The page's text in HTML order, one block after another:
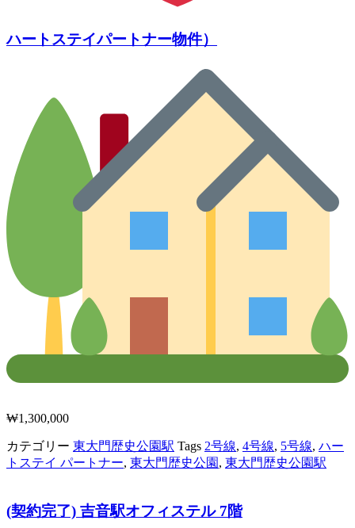
ハートステイパートナー物件）
₩1,300,000
カテゴリー 東大門歴史公園駅 Tags 2号線, 4号線, 5号線, ハー
トステイ パートナー, 東大門歴史公園 , 東大門歴史公園駅
(契約完了) 吉音駅オフィステル 7階